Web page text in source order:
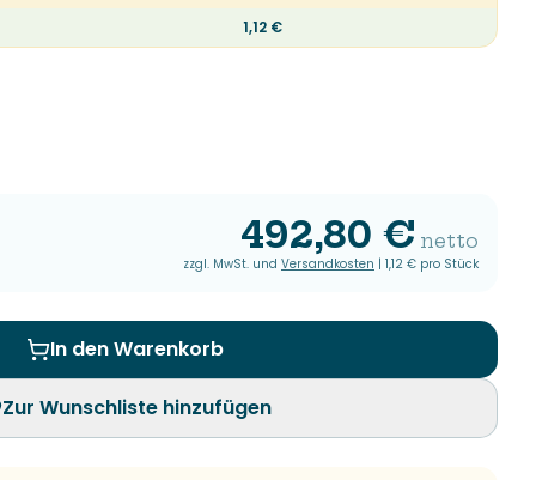
1,12 €
492,80 € netto
zzgl. MwSt. und Versandkosten | 1,12 € pro Stück
In den Warenkorb
Zur Wunschliste hinzufügen